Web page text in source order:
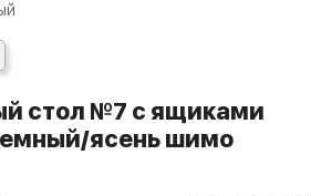
ясень шимо